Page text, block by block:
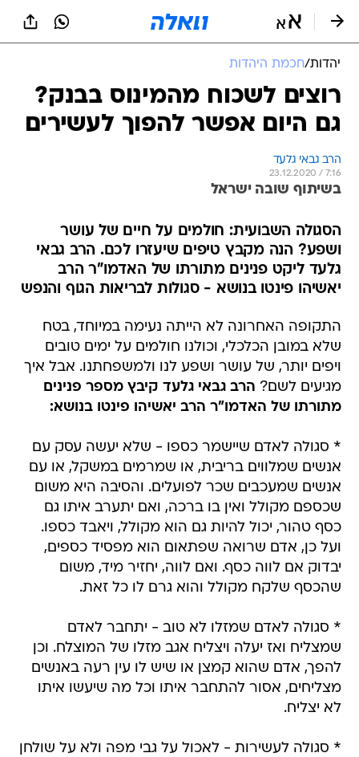
יהדות/חכמת היהדות
רוצים לשכוח מהמינוס בבנק?
גם היום אפשר להפוך לעשירים
הרב גבאי גלעד
23.12.2020 / 7:16
בשיתוף שובה ישראל
הסגולה השבועית: חולמים על חיים של עושר
ושפע? הנה מקבץ טיפים שיעזרו לכם. הרב גבאי
גלעד ליקט פנינים מתורתו של האדמו"ר הרב
יאשיהו פינטו בנושא - סגולות לבריאות הגוף והנפש
התקופה האחרונה לא הייתה נעימה במיוחד, בטח
שלא במובן הכלכלי, וכולנו חולמים על ימים טובים
ויפים יותר, של עושר ושפע לנו ולמשפחתנו. אבל איך
מגיעים לשם? הרב גבאי גלעד קיבץ מספר פנינים
מתורתו של האדמו"ר הרב יאשיהו פינטו בנושא:
* סגולה לאדם שיישמר כספו - שלא יעשה עסק עם
אנשים שמלווים בריבית, או שמרמים במשקל, או עם
אנשים שמעכבים שכר לפועלים. והסיבה היא משום
שכספם מקולל ואין בו ברכה, ואם יתערב איתו גם
כסף טהור, יכול להיות גם הוא מקולל, ויאבד כספו.
ועל כן, אדם שרואה שפתאום הוא מפסיד כספים,
יבדוק אם לווה כסף. ואם לווה, יחזיר מיד, משום
שהכסף שלקח מקולל והוא גרם לו כל זאת.
* סגולה לאדם שמזלו לא טוב - יתחבר לאדם
שמצליח ואז יעלה ויצליח אגב מזלו של המוצלח. וכן
להפך, אדם שהוא קמצן או שיש לו עין רעה באנשים
מצליחים, אסור להתחבר איתו וכל מה שיעשו איתו
לא יצליח.
* סגולה לעשירות - לאכול על גבי מפה ולא על שולחן